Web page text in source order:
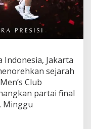
Jakarta
sejarah
Club
partai final
Minggu